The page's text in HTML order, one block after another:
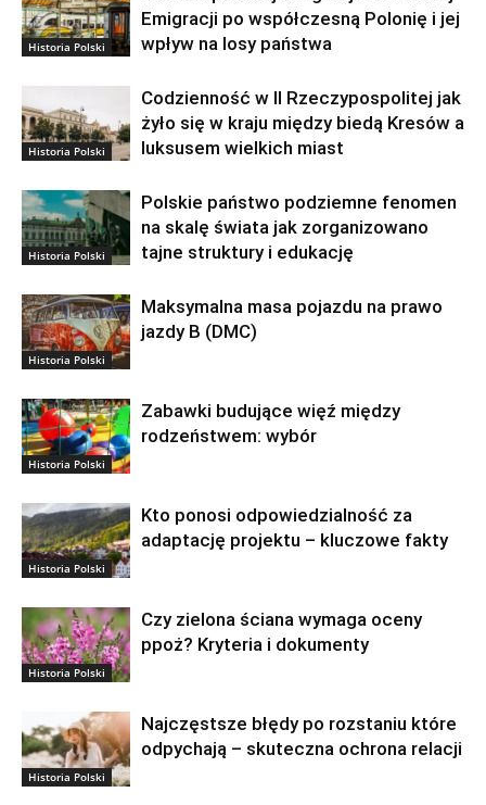
Historia Polski
Emigracji po współczesną Polonię i jej
wpływ na losy państwa
Historia Polski
Codzienność w II Rzeczypospolitej jak
żyło się w kraju między biedą Kresów a
luksusem wielkich miast
Historia Polski
Polskie państwo podziemne fenomen
na skalę świata jak zorganizowano
tajne struktury i edukację
Historia Polski
Maksymalna masa pojazdu na prawo
jazdy B (DMC)
Historia Polski
Zabawki budujące więź między
rodzeństwem: wybór
Historia Polski
Kto ponosi odpowiedzialność za
adaptację projektu – kluczowe fakty
Historia Polski
Czy zielona ściana wymaga oceny
ppoż? Kryteria i dokumenty
Historia Polski
Najczęstsze błędy po rozstaniu które
odpychają – skuteczna ochrona relacji